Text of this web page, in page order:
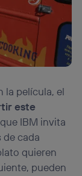
la película, el
este
IBM invita
de cada
quieren
pueden